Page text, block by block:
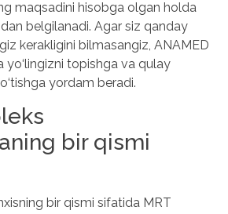
maqsadini hisobga olgan holda
belgilanadi. Agar siz qanday
kerakligini bilmasangiz, ANAMED
yo‘lingizni topishga va qulay
yordam beradi.
bir qismi
bir qismi sifatida MRT